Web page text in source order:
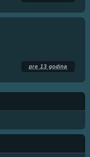
pre 13 godina